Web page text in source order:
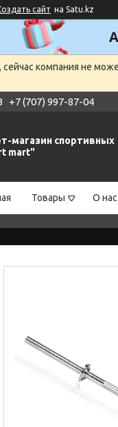
сайт на Satu.kz
компания не
+7 (707) 997-87-04
магазин спортивных
mart"
Товары О нас